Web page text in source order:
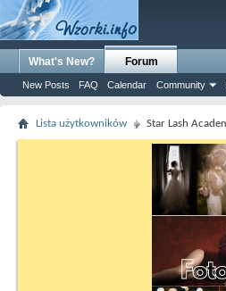
What's New? Forum
New Posts FAQ Calendar Community
Lista użytkowników Star Lash